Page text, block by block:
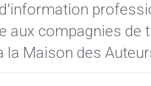
aux compagnies de
la Maison des